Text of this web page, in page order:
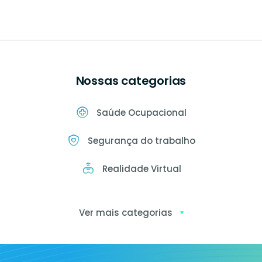
Nossas categorias
Saúde Ocupacional
Segurança do trabalho
Realidade Virtual
Ver mais categorias